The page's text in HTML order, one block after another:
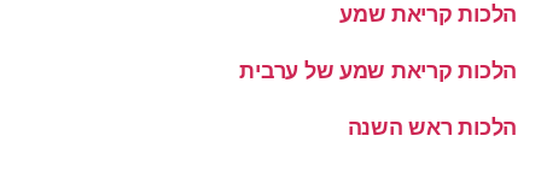
הלכות קריאת שמע
הלכות קריאת שמע של ערבית
הלכות ראש השנה